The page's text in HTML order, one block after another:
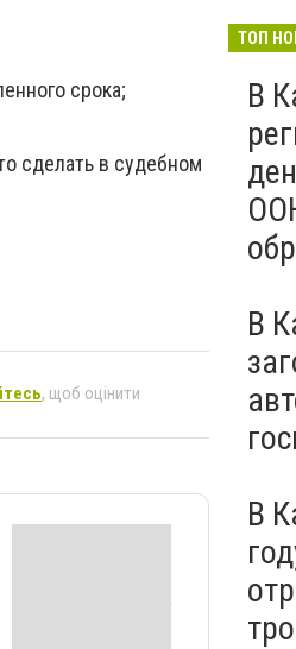
срока;
сделать в судебном
, щоб оцінити
ТОП
В
В
В